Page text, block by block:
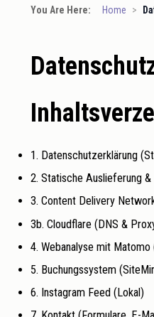
You Are Here: Home >
1. Datenschutzerklärung
2. Statische Auslieferung &
3. Content Delivery
3b. Cloudflare (DNS &
4. Webanalyse mit Matomo
5. Buchungssystem
6. Instagram Feed (Lokal)